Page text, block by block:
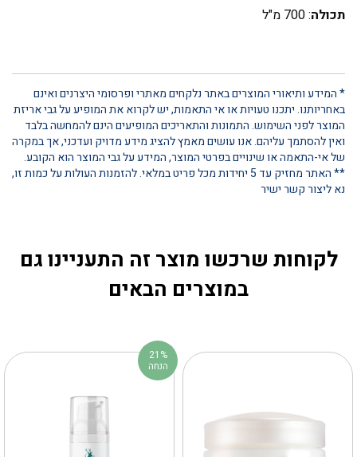
תכולה: 700 מ"ל
* המידע ותיאורי המוצרים באתר נלקחים מאתרי ופרסומי היצרנים ואינם
באחריותנו. יתכנו טעויות או אי התאמות, יש לקרוא את המופיע על גבי אריזת
המוצר לפני השימוש. התמונות והתאריכים המופיעים הינם להמחשה בלבד
ואין להסתמך עליהם. אנו עושים מאמץ להציג מידע מדויק ועדכני, אך במקרה
של אי-התאמה או שינויים בפרטי המוצר, המידע על גבי המוצר הוא הקובע.
** האתר מחזיק עד 5 יחידות מכל פריט במלאי. להזמנות העולות על כמות זו,
נא ליצור קשר ישיר
לקוחות שרכשו מוצר זה התעניינו גם
במוצרים הבאים
21%
הנחה